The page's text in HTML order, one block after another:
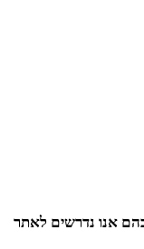
אנו נדרשים לאתר